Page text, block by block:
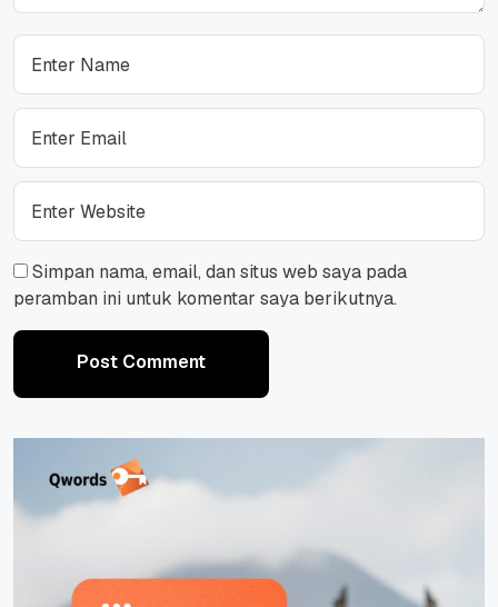
Simpan nama, email, dan situs web saya pada
peramban ini untuk komentar saya berikutnya.
Post Comment